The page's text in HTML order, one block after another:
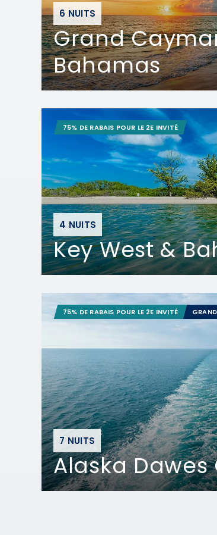
6 NUITS
Grand
Bahamas
4 NUITS
Key West &
75% DE RABAIS POUR LE 2E INVITÉ
7 NUITS
Alaska
75% DE RABAIS POUR LE 2E INVITÉ